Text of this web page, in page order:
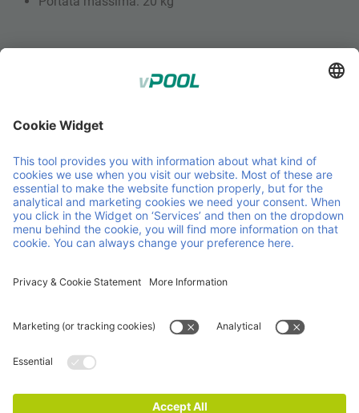
Member of Faber Group
Link e documenti utili
Chi siamo
Downloads
Servizi
GTC
News
ISO Certifications
Informazioni